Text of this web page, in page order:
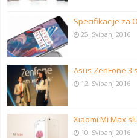
Specifikacije za
25. Svibanj 2016
Asus ZenFone 3
12. Svibanj 2016
Xiaomi Mi Max
10. Svibanj 2016